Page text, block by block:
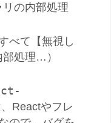
リの内部処理
べて【無視し
処理…）
Reactやフレ